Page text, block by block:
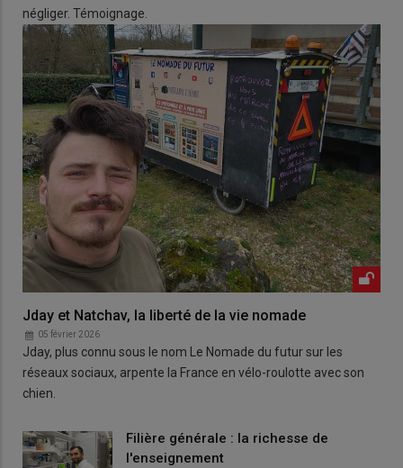
négliger. Témoignage.
Jday et Natchav, la liberté de la vie nomade
05 février 2026
Jday, plus connu sous le nom Le Nomade du futur sur les
réseaux sociaux, arpente la France en vélo-roulotte avec son
chien.
Filière générale : la richesse de
l'enseignement